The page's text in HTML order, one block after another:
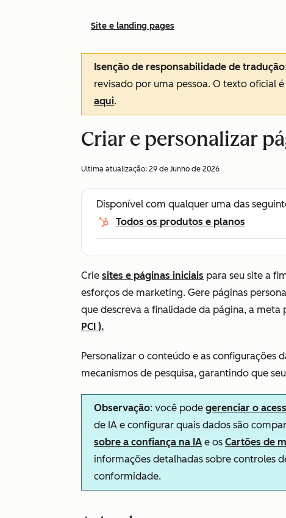
Site e landing pages
Isenção de responsabilidade de tradução
revisado por uma pessoa. O texto oficial é
aqui.
Criar e personalizar
Ultima atualização: 29 de Junho de 2026
Disponível com qualquer uma das
Todos os produtos e planos
Crie sites e páginas iniciais para seu site a
esforços de marketing. Gere páginas
que descreva a finalidade da página, a meta
PCI ).
Personalizar o conteúdo e as configurações
mecanismos de pesquisa, garantindo que
Observação: você pode gerenciar o
de IA e configurar quais dados são
sobre a confiança na IA e os Cartões de
informações detalhadas sobre controles
conformidade.